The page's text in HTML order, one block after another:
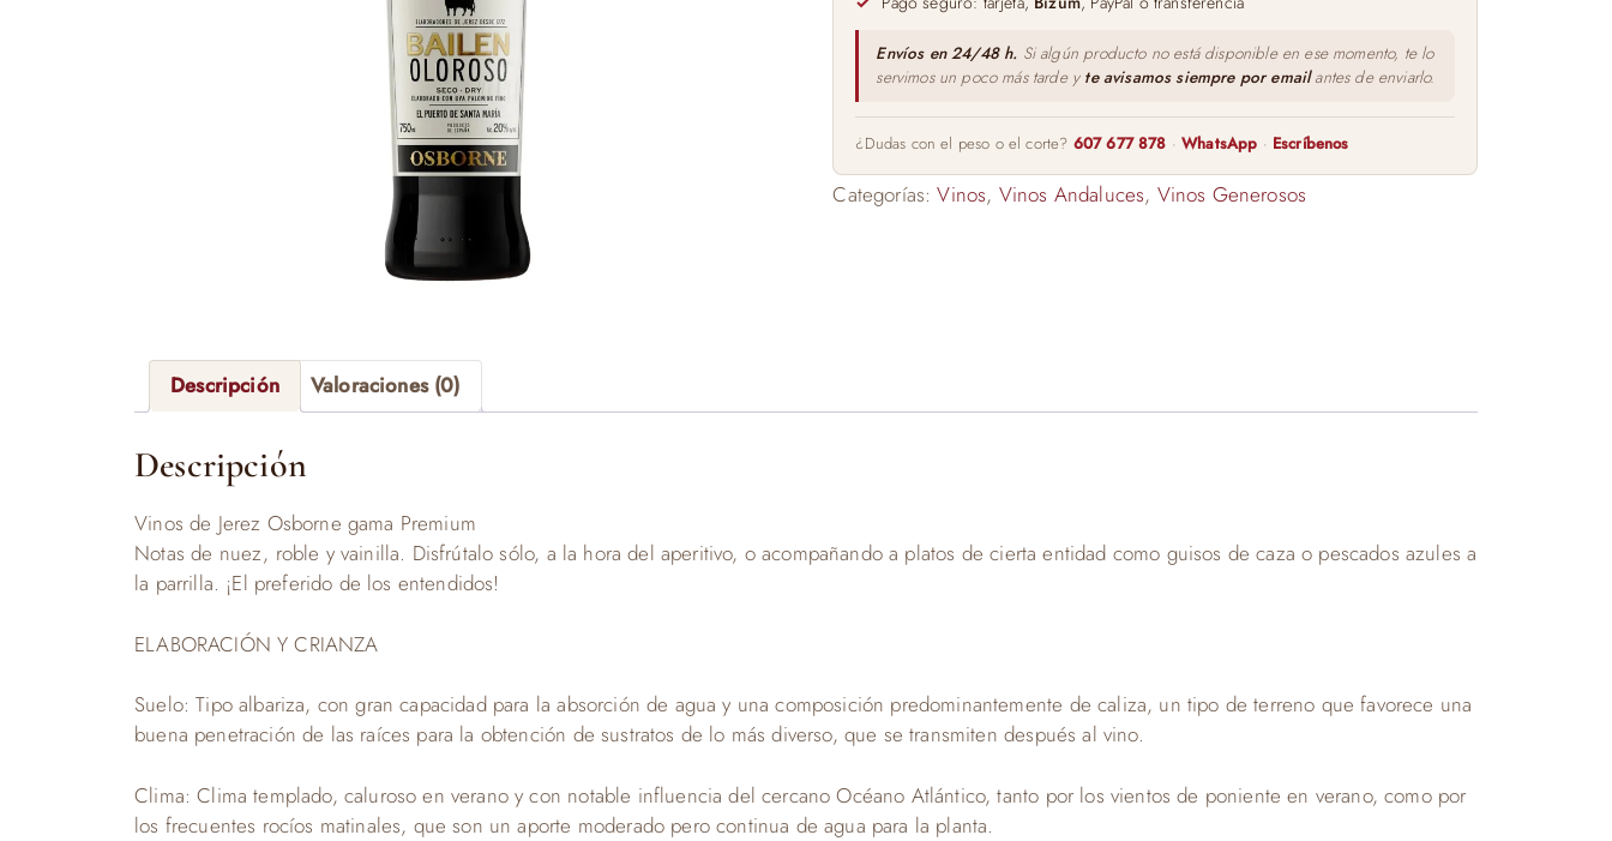
Envíos en 24/48 h. Si algún producto no está disponible en ese momento, te lo
servimos un poco más tarde y te avisamos siempre por emailantes de enviarlo.
¿Dudas con el peso o el corte? 607 677 878 ·WhatsApp · Escríbenos
Categorías:Vinos, Vinos Andaluces, Vinos Generosos
Descripción Valoraciones (0)
Descripción
Vinos de Jerez Osborne gama Premium
Notas de nuez, roble y vainilla. Disfrútalo sólo, a la hora del aperitivo, o acompañando a platos de cierta entidad como guisos de caza o pescados azules a
la parrilla. ¡El preferido de los entendidos!
ELABORACIÓN Y CRIANZA
Suelo: Tipo albariza, con gran capacidad para la absorción de agua y una composición predominantemente de caliza, un tipo de terreno que favorece una
buena penetración de las raíces para la obtención de sustratos de lo más diverso, que se transmiten después al vino.
Clima: Clima templado, caluroso en verano y con notable influencia del cercano Océano Atlántico, tanto por los vientos de poniente en verano, como por
los frecuentes rocíos matinales, que son un aporte moderado pero continua de agua para la planta.